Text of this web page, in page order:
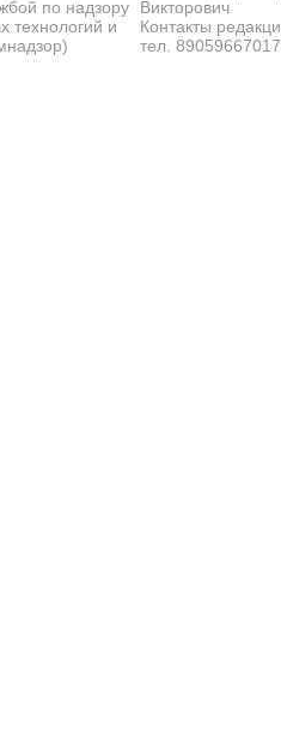
по надзору
технологий и
Викторович
Контакты
тел. 89059667017